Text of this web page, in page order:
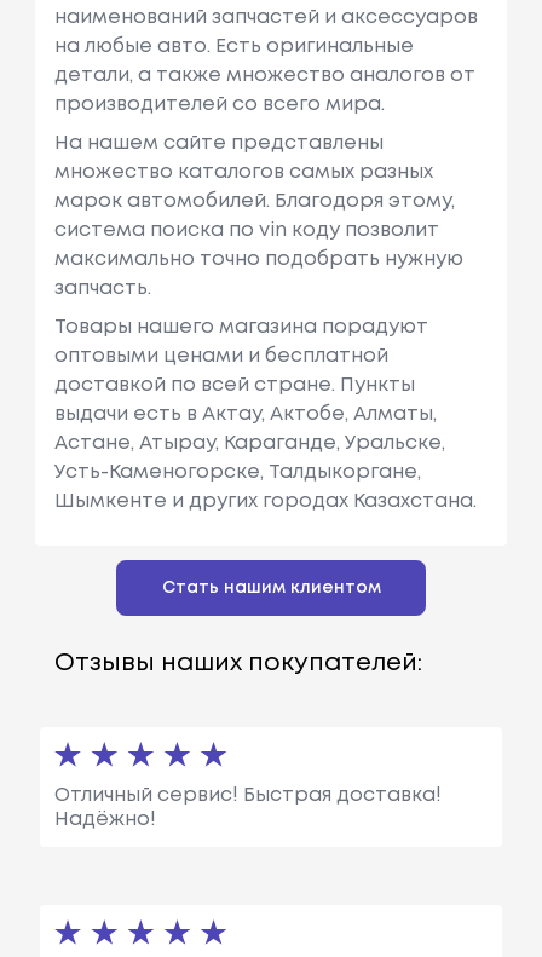
наименований запчастей и аксессуаров
на любые авто. Есть оригинальные
детали, а также множество аналогов от
производителей со всего мира.
На нашем сайте представлены
множество каталогов самых разных
марок автомобилей. Благодоря этому,
система поиска по vin коду позволит
максимально точно подобрать нужную
запчасть.
Товары нашего магазина порадуют
оптовыми ценами и бесплатной
доставкой по всей стране. Пункты
выдачи есть в Актау, Актобе, Алматы,
Астане, Атырау, Караганде, Уральске,
Усть-Каменогорске, Талдыкоргане,
Шымкенте и других городах Казахстана.
Стать нашим клиентом
Отзывы наших покупателей:
Отличный сервис! Быстрая доставка!
Надёжно!